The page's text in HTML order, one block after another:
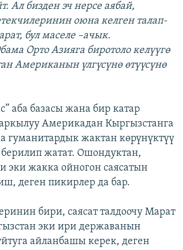
Ал бизден эч нерсе аябай,
оюна келген талап-
бул маселе –ачык.
Орто Азияга биротоло келүүгө
Американын үлгүсүнө өтүүсүнө
аба базасы жана бир катар
Америкадан Кыргызстанга
жактан көрүнүктүү
жатат. Ошондуктан,
эки жакка ойногон саясатын
деген пикирлер да бар.
бири, саясат талдоочу Марат
эки ири державанын
айланбашы керек, деген